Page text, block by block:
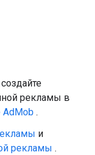
рекламы в
AdMob .
и
рекламы .